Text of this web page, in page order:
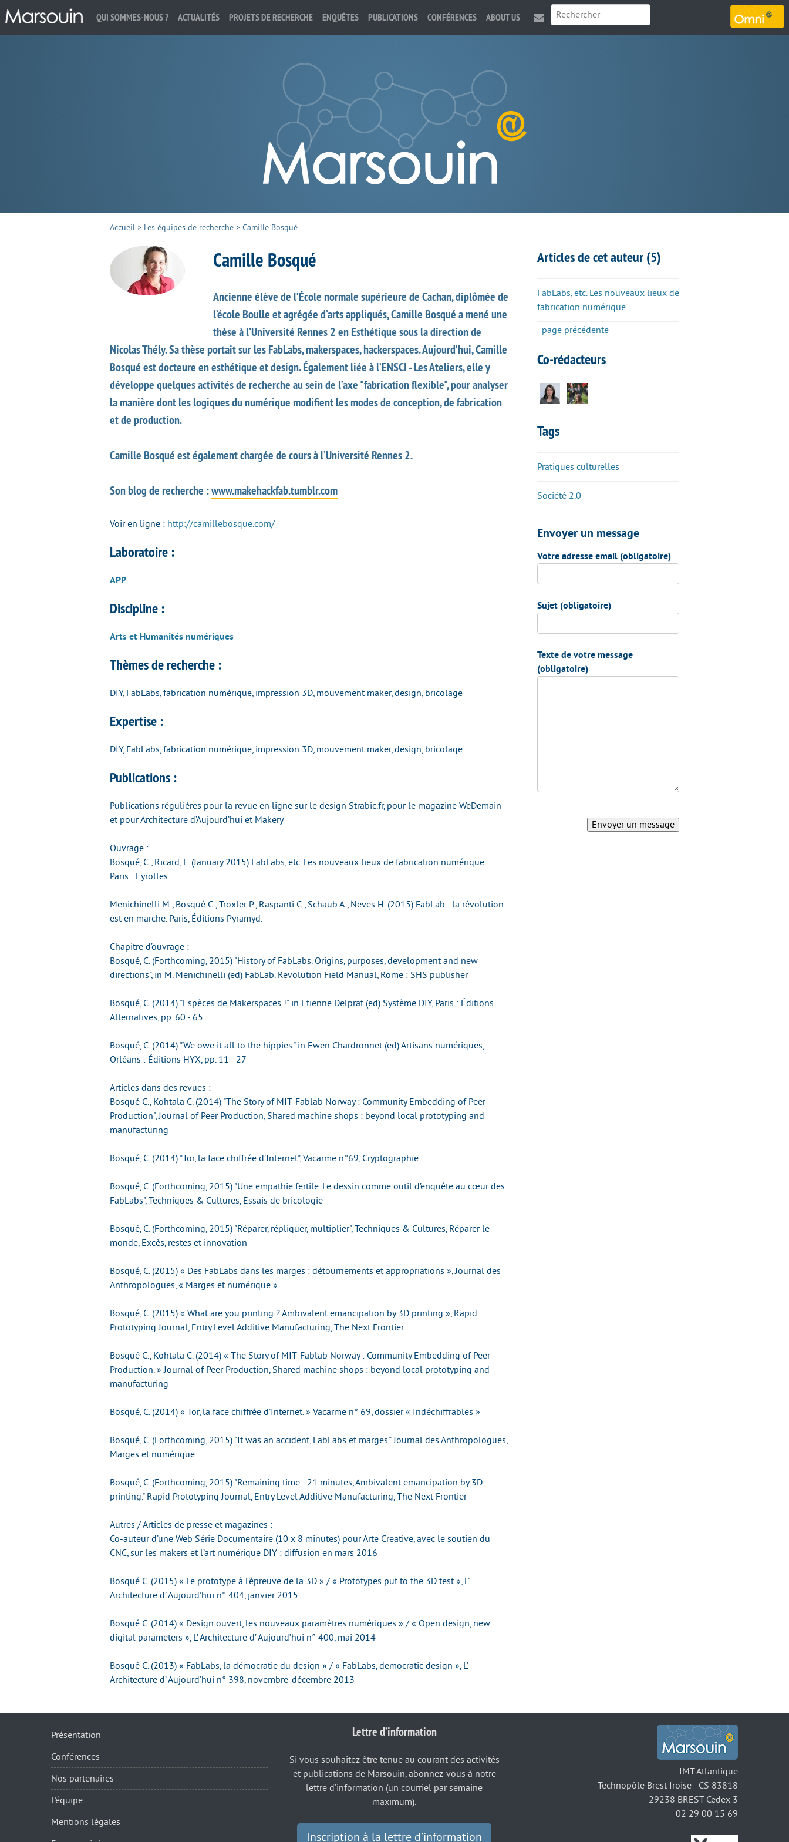
QUI SOMMES-NOUS ? ACTUALITÉS PROJETS DE RECHERCHE ENQUÊTES PUBLICATIONS CONFÉRENCES ABOUT US
Accueil > Les équipes de recherche > Camille Bosqué
Camille Bosqué
Ancienne élève de l’École normale supérieure de Cachan, diplômée de
l’école Boulle et agrégée d’arts appliqués, Camille Bosqué a mené une
thèse à l’Université Rennes 2 en Esthétique sous la direction de
Nicolas Thély. Sa thèse portait sur les FabLabs, makerspaces, hackerspaces. Aujourd’hui, Camille
Bosqué est docteure en esthétique et design. Également liée à l’ENSCI - Les Ateliers, elle y
développe quelques activités de recherche au sein de l’axe "fabrication flexible", pour analyser
la manière dont les logiques du numérique modifient les modes de conception, de fabrication
et de production.
Camille Bosqué est également chargée de cours à l’Université Rennes 2.
Son blog de recherche :www.makehackfab.tumblr.com
Voir en ligne : http://camillebosque.com/
Laboratoire :
APP
Discipline :
Arts et Humanités numériques
Thèmes de recherche :
DIY, FabLabs, fabrication numérique, impression 3D, mouvement maker, design, bricolage
Expertise :
DIY, FabLabs, fabrication numérique, impression 3D, mouvement maker, design, bricolage
Publications :
Publications régulières pour la revue en ligne sur le design Strabic.fr, pour le magazine WeDemain
et pour Architecture d’Aujourd’hui et Makery
Ouvrage :
Bosqué, C., Ricard, L. (January 2015) FabLabs, etc. Les nouveaux lieux de fabrication numérique.
Paris : Eyrolles
Menichinelli M., Bosqué C., Troxler P., Raspanti C., Schaub A., Neves H. (2015) FabLab : la révolution
est en marche. Paris, Éditions Pyramyd.
Chapitre d’ouvrage :
Bosqué, C. (Forthcoming, 2015) "History of FabLabs. Origins, purposes, development and new
directions", in M. Menichinelli (ed) FabLab. Revolution Field Manual, Rome : SHS publisher
Bosqué, C. (2014) "Espèces de Makerspaces !" in Etienne Delprat (ed) Système DIY, Paris : Éditions
Alternatives, pp. 60 - 65
Bosqué, C. (2014) "We owe it all to the hippies." in Ewen Chardronnet (ed) Artisans numériques,
Orléans : Éditions HYX, pp. 11 - 27
Articles dans des revues :
Bosqué C., Kohtala C. (2014) "The Story of MIT-Fablab Norway : Community Embedding of Peer
Production", Journal of Peer Production, Shared machine shops : beyond local prototyping and
manufacturing
Bosqué, C. (2014) "Tor, la face chiffrée d’Internet", Vacarme n°69, Cryptographie
Bosqué, C. (Forthcoming, 2015) "Une empathie fertile. Le dessin comme outil d’enquête au cœur des
FabLabs", Techniques & Cultures, Essais de bricologie
Bosqué, C. (Forthcoming, 2015) "Réparer, répliquer, multiplier", Techniques & Cultures, Réparer le
monde, Excès, restes et innovation
Bosqué, C. (2015) « Des FabLabs dans les marges : détournements et appropriations », Journal des
Anthropologues, « Marges et numérique »
Bosqué, C. (2015) « What are you printing ? Ambivalent emancipation by 3D printing », Rapid
Prototyping Journal, Entry Level Additive Manufacturing, The Next Frontier
Bosqué C., Kohtala C. (2014) « The Story of MIT-Fablab Norway : Community Embedding of Peer
Production. » Journal of Peer Production, Shared machine shops : beyond local prototyping and
manufacturing
Bosqué, C. (2014) « Tor, la face chiffrée d’Internet. » Vacarme n° 69, dossier « Indéchiffrables »
Bosqué, C. (Forthcoming, 2015) "It was an accident, FabLabs et marges." Journal des Anthropologues,
Marges et numérique
Bosqué, C. (Forthcoming, 2015) "Remaining time : 21 minutes, Ambivalent emancipation by 3D
printing." Rapid Prototyping Journal, Entry Level Additive Manufacturing, The Next Frontier
Autres / Articles de presse et magazines :
Co-auteur d’une Web Série Documentaire (10 x 8 minutes) pour Arte Creative, avec le soutien du
CNC, sur les makers et l’art numérique DIY : diffusion en mars 2016
Bosqué C. (2015) « Le prototype à l’épreuve de la 3D » / « Prototypes put to the 3D test », L’
Architecture d’ Aujourd’hui n° 404, janvier 2015
Bosqué C. (2014) « Design ouvert, les nouveaux paramètres numériques » / « Open design, new
digital parameters », L’ Architecture d’ Aujourd’hui n° 400, mai 2014
Bosqué C. (2013) « FabLabs, la démocratie du design » / « FabLabs, democratic design », L’
Architecture d’ Aujourd’hui n° 398, novembre-décembre 2013
Articles de cet auteur (5)
FabLabs, etc. Les nouveaux lieux de
fabrication numérique
page précédente
Co-rédacteurs
Tags
Pratiques culturelles
Société 2.0
Envoyer un message
Votre adresse email (obligatoire)
Sujet (obligatoire)
Texte de votre message
(obligatoire)
Présentation
Conférences
Nos partenaires
L’équipe
Mentions légales
Lettre d’information
Si vous souhaitez être tenue au courant des activités
et publications de Marsouin, abonnez-vous à notre
lettre d’information (un courriel par semaine
maximum).
Inscription à la lettre d’information
IMT Atlantique
Technopôle Brest Iroise - CS 83818
29238 BREST Cedex 3
02 29 00 15 69